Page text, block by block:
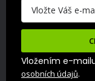
Vložením e-
osobních údajů.